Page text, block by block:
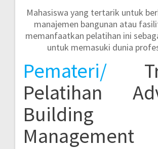
Mahasiswa yang tertarik untuk
manajemen bangunan atau
memanfaatkan pelatihan ini
untuk memasuki dunia
Pemateri/
Pelatihan
Building
Management